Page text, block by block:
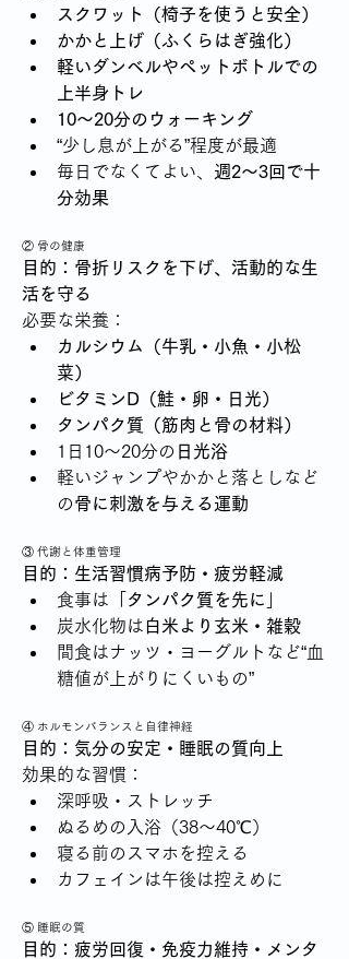
スクワット（椅子を使うと安全）
かかと上げ（ふくらはぎ強化）
軽いダンベルやペットボトルでの
上半身トレ
10〜20分のウォーキング
“少し息が上がる”程度が最適
毎日でなくてよい、 週2〜3回で十
分効果
② 骨の健康
目的：骨折リスクを下げ、活動的な生
活を守る
必要な栄養：
カルシウム（牛乳・小魚・小松
菜）
ビタミンD（鮭・卵・日光）
タンパク質（筋肉と骨の材料）
1日10〜20分の 日光浴
軽いジャンプやかかと落としなど
の骨に刺激を与える運動
③ 代謝と体重管理
目的：生活習慣病予防・疲労軽減
食事は「
タンパク質を先に
炭水化物は 白米より玄米・雑穀
間食はナッツ・ヨーグルトなど“血
糖値が上がりにくいもの”
④ ホルモンバランスと自律神経
目的：気分の安定・睡眠の質向上
効果的な習慣：
深呼吸・ストレッチ
ぬるめの入浴（38〜40℃）
寝る前のスマホを控える
カフェインは午後は控えめに
⑤ 睡眠の質
目的：疲労回復・免疫力維持・メンタ